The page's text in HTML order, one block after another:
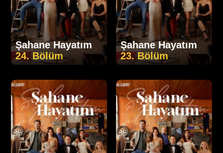
Şahane Hayatım
24. Bölüm
Şahane Hayatım
23. Bölüm